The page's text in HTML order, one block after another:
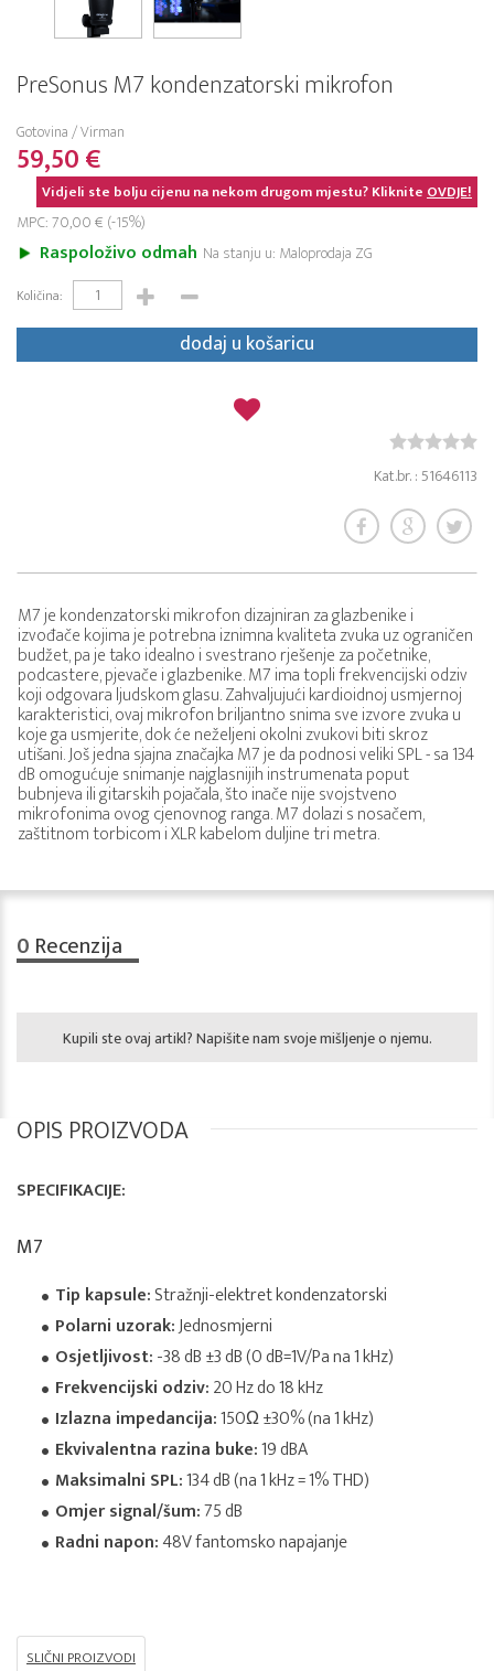
PreSonus M7 kondenzatorski mikrofon
Gotovina / Virman
59,50 €
Vidjeli ste bolju cijenu na nekom drugom mjestu? KlikniteOVDJE!
MPC: 70,00 € (-15%)
Raspoloživo odmah Na stanju u: Maloprodaja ZG
Količina:
dodaj u košaricu
Kat.br. : 51646113
M7 je kondenzatorski mikrofon dizajniran za glazbenike i
izvođače kojima je potrebna iznimna kvaliteta zvuka uz ograničen
budžet, pa je tako idealno i svestrano rješenje za početnike,
podcastere, pjevače i glazbenike. M7 ima topli frekvencijski odziv
koji odgovara ljudskom glasu. Zahvaljujući kardioidnoj usmjernoj
karakteristici, ovaj mikrofon briljantno snima sve izvore zvuka u
koje ga usmjerite, dok će neželjeni okolni zvukovi biti skroz
utišani. Još jedna sjajna značajka M7 je da podnosi veliki SPL - sa 134
dB omogućuje snimanje najglasnijih instrumenata poput
bubnjeva ili gitarskih pojačala, što inače nije svojstveno
mikrofonima ovog cjenovnog ranga. M7 dolazi s nosačem,
zaštitnom torbicom i XLR kabelom duljine tri metra.
0 Recenzija
Kupili ste ovaj artikl? Napišite nam svoje mišljenje o njemu.
OPIS PROIZVODA
SPECIFIKACIJE:
M7
Tip kapsule:Stražnji-elektret kondenzatorski
Polarni uzorak:Jednosmjerni
Osjetljivost:-38 dB ±3 dB (0 dB=1V/Pa na 1 kHz)
Frekvencijski odziv:20 Hz do 18 kHz
Izlazna impedancija:150Ω ±30% (na 1 kHz)
Ekvivalentna razina buke:19 dBA
Maksimalni SPL:134 dB (na 1 kHz = 1% THD)
Omjer signal/šum:75 dB
Radni napon:48V fantomsko napajanje
SLIČNI PROIZVODI